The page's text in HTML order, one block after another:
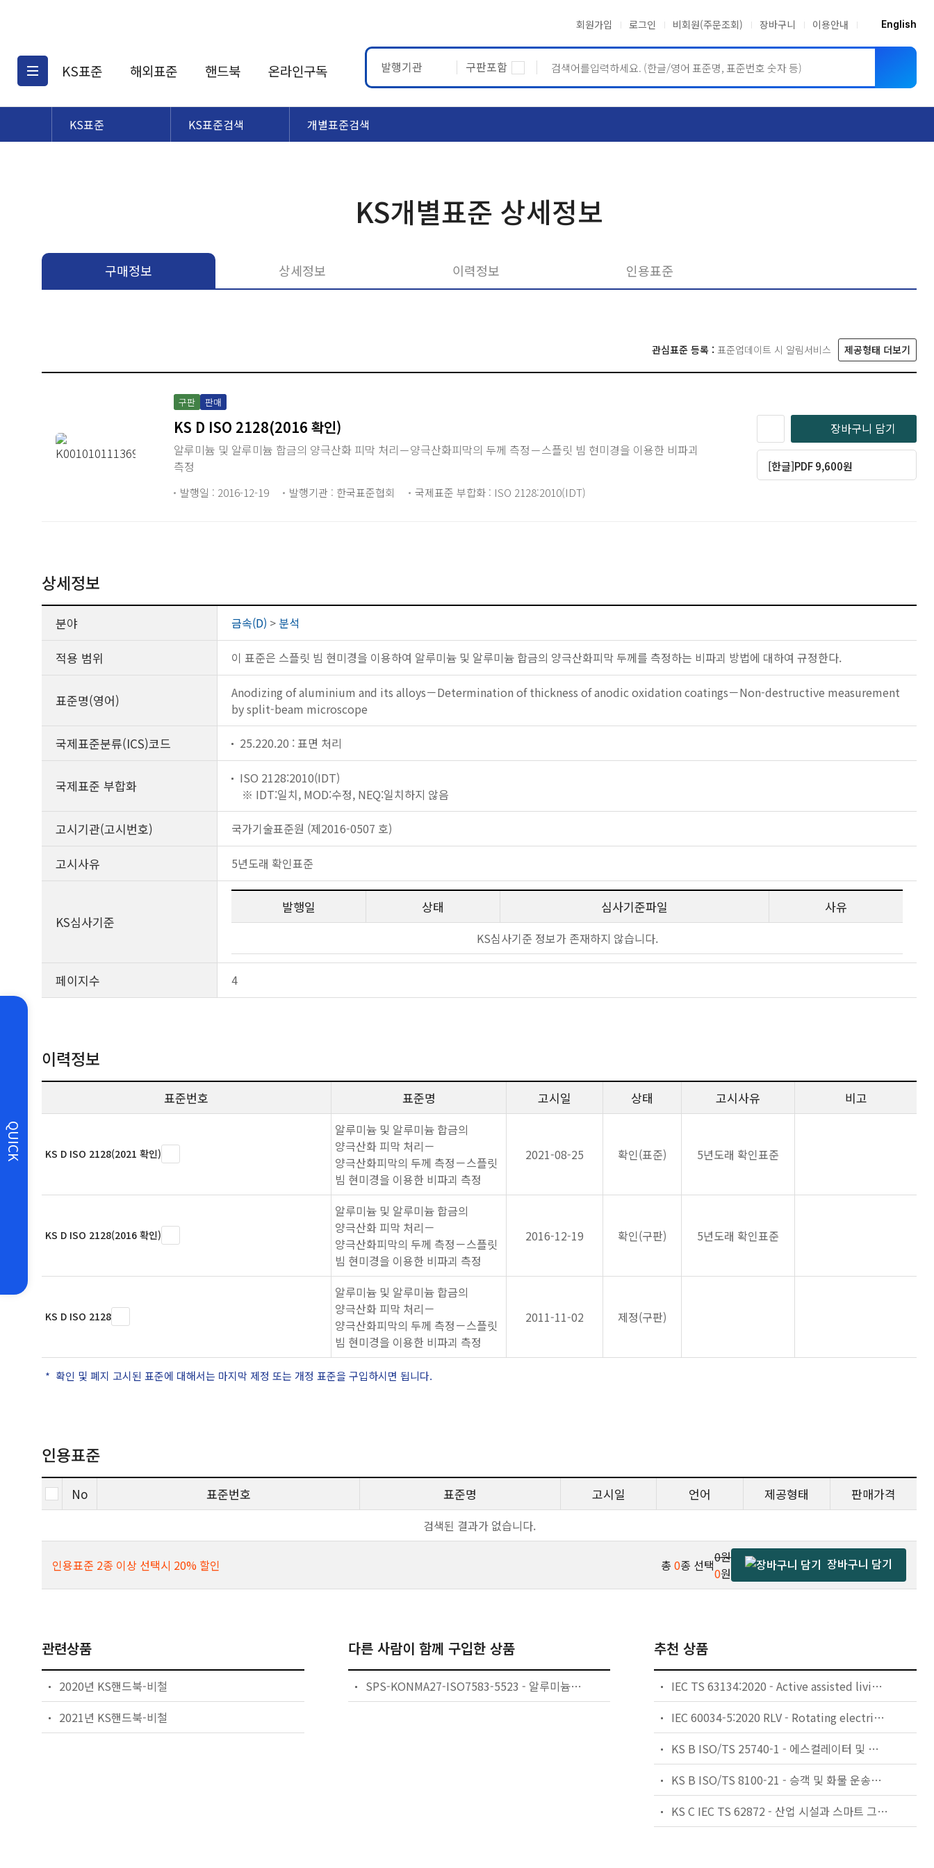
회원가입 로그인 비회원(주문조회) 장바구니 이용안내 English
KS표준
KS표준검색
해외표준
해외표준검색
핸드북 온라인구독 발행기관 구판포함
QUICK
KS표준 KS표준검색 개별표준검색
KS개별표준 상세정보
구매정보 상세정보 이력정보 인용표준
관심표준 등록 : 표준업데이트 시 알림서비스 제공형태 더보기
구판 판매
KS D ISO 2128(2016 확인)
알루미늄 및 알루미늄 합금의 양극산화 피막 처리－양극산화피막의 두께 측정－스플릿 빔 현미경을 이용한 비파괴
측정
발행일 : 2016-12-19 발행기관 : 한국표준협회 국제표준 부합화 : ISO 2128:2010(IDT)
장바구니 담기
[한글]PDF 9,600원
상세정보
분야 금속(D) > 분석
적용 범위 이 표준은 스플릿 빔 현미경을 이용하여 알루미늄 및 알루미늄 합금의 양극산화피막 두께를 측정하는 비파괴 방법에 대하여 규정한다.
표준명(영어)
Anodizing of aluminium and its alloys－Determination of thickness of anodic oxidation coatings－Non-destructive measurement
by split-beam microscope
국제표준분류(ICS)코드 25.220.20 : 표면 처리
국제표준 부합화
ISO 2128:2010(IDT)
※ IDT:일치, MOD:수정, NEQ:일치하지 않음
고시기관(고시번호) 국가기술표준원 (제2016-0507 호)
고시사유 5년도래 확인표준
KS심사기준
발행일 상태 심사기준파일 사유
KS심사기준 정보가 존재하지 않습니다.
페이지수 4
이력정보
표준번호 표준명 고시일 상태 고시사유 비고
KS D ISO 2128(2021 확인)
알루미늄 및 알루미늄 합금의
양극산화 피막 처리－
양극산화피막의 두께 측정－스플릿
빔 현미경을 이용한 비파괴 측정
2021-08-25 확인(표준) 5년도래 확인표준
KS D ISO 2128(2016 확인)
알루미늄 및 알루미늄 합금의
양극산화 피막 처리－
양극산화피막의 두께 측정－스플릿
빔 현미경을 이용한 비파괴 측정
2016-12-19 확인(구판) 5년도래 확인표준
KS D ISO 2128
알루미늄 및 알루미늄 합금의
양극산화 피막 처리－
양극산화피막의 두께 측정－스플릿
빔 현미경을 이용한 비파괴 측정
2011-11-02 제정(구판)
확인 및 폐지 고시된 표준에 대해서는 마지막 제정 또는 개정 표준을 구입하시면 됩니다.
인용표준
No 표준번호 표준명 고시일 언어 제공형태 판매가격
검색된 결과가 없습니다.
인용표준 2종 이상 선택시 20% 할인 총 0종 선택0원
0원
장바구니 담기
관련상품
2020년 KS핸드북-비철
2021년 KS핸드북-비철
다른 사람이 함께 구입한 상품
SPS-KONMA27-ISO7583-5523 - 알루미늄 및 알루미늄 합금의 양극산화 ― 용어
추천 상품
IEC TS 63134:2020 - Active assisted living (AAL) use cases
IEC 60034-5:2020 RLV - Rotating electrical machines - Part 5: Degrees of protection provided by the integral design of rotating electrical machines (IP code) - Classification
KS B ISO/TS 25740-1 - 에스컬레이터 및 무빙워크에 대한 안전요건 — 제1부: 세계공통 필수 안전요건(GESRs)
KS B ISO/TS 8100-21 - 승객 및 화물 운송용 엘리베이터 —제21부: 세계공통 필수안전요건(GESRs)을 충족하는 세계공통 안전 파라미터(GSPs)
KS C IEC TS 62872 - 산업 시설과 스마트 그리드 사이의 산업 공정 측정, 제어 및 자동화 시스템 인터페이스